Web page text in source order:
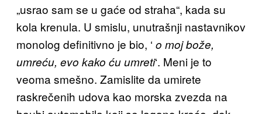
„usrao sam se u gaće od straha“, kada su
kola krenula. U smislu, unutrašnji nastavnikov
monolog definitivno je bio, ‘ o moj bože,
umreću, evo kako ću umreti‘. Meni je to
veoma smešno. Zamislite da umirete
raskrečenih udova kao morska zvezda na